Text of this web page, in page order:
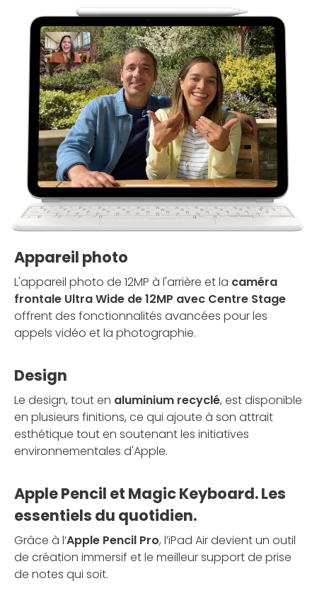
Appareil photo
L'appareil photo de 12MP à l'arrière et la caméra
frontale Ultra Wide de 12MP avec Centre Stage
offrent des fonctionnalités avancées pour les
appels vidéo et la photographie.
Design
Le design, tout en aluminium recyclé, est disponible
en plusieurs finitions, ce qui ajoute à son attrait
esthétique tout en soutenant les initiatives
environnementales d'Apple.
Apple Pencil et Magic Keyboard. Les
essentiels du quotidien.
Grâce à l’Apple Pencil Pro, l’iPad Air devient un outil
de création immersif et le meilleur support de prise
de notes qui soit.